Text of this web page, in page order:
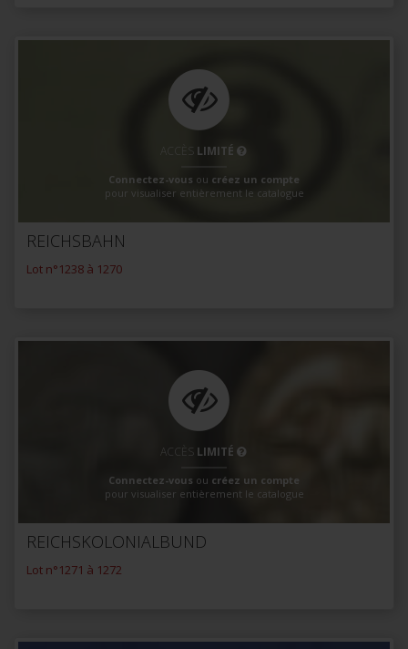
ACCÈS LIMITÉ
Connectez-vous ou créez un compte
pour visualiser entièrement le catalogue
REICHSBAHN
Lot n°1238 à 1270
ACCÈS LIMITÉ
Connectez-vous ou créez un compte
pour visualiser entièrement le catalogue
REICHSKOLONIALBUND
Lot n°1271 à 1272